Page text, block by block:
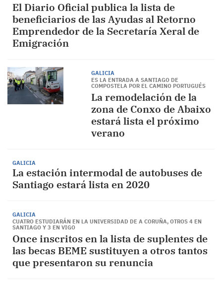
El Diario Oficial publica la lista de
beneficiarios de las Ayudas al Retorno
Emprendedor de la Secretaría Xeral de
Emigración
GALICIA
ES LA ENTRADA A SANTIAGO DE
COMPOSTELA POR EL CAMINO PORTUGUÉS
La remodelación de la
zona de Conxo de Abaixo
estará lista el próximo
verano
GALICIA
La estación intermodal de autobuses de
Santiago estará lista en 2020
GALICIA
CUATRO ESTUDIARÁN EN LA UNIVERSIDAD DE A CORUÑA, OTROS 4 EN
SANTIAGO Y 3 EN VIGO
Once inscritos en la lista de suplentes de
las becas BEME sustituyen a otros tantos
que presentaron su renuncia